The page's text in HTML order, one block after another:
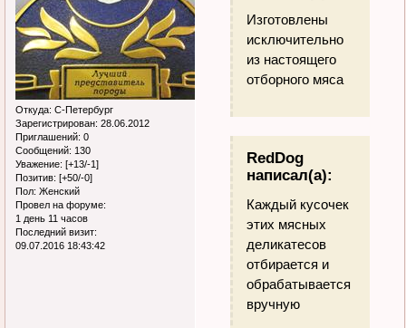
Откуда: С-Петербург
Зарегистрирован: 28.06.2012
Приглашений: 0
Сообщений: 130
Уважение: [+13/-1]
Позитив: [+50/-0]
Пол: Женский
Провел на форуме:
1 день 11 часов
Последний визит:
09.07.2016 18:43:42
Изготовлены
исключительно
из настоящего
отборного мяса
RedDog
написал(а):
Каждый кусочек
этих мясных
деликатесов
отбирается и
обрабатывается
вручную